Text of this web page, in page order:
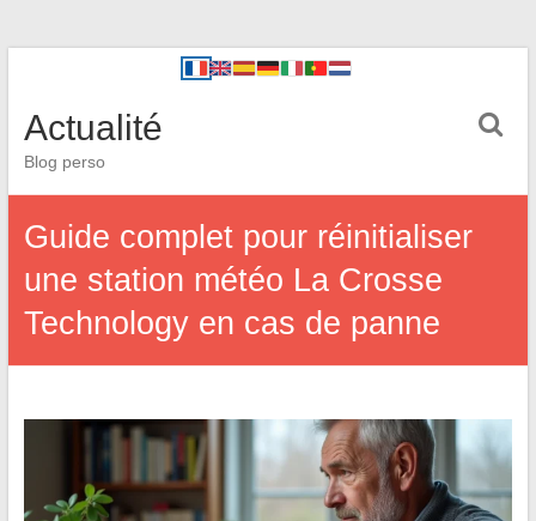
Actualité
Blog perso
Guide complet pour réinitialiser
une station météo La Crosse
Technology en cas de panne